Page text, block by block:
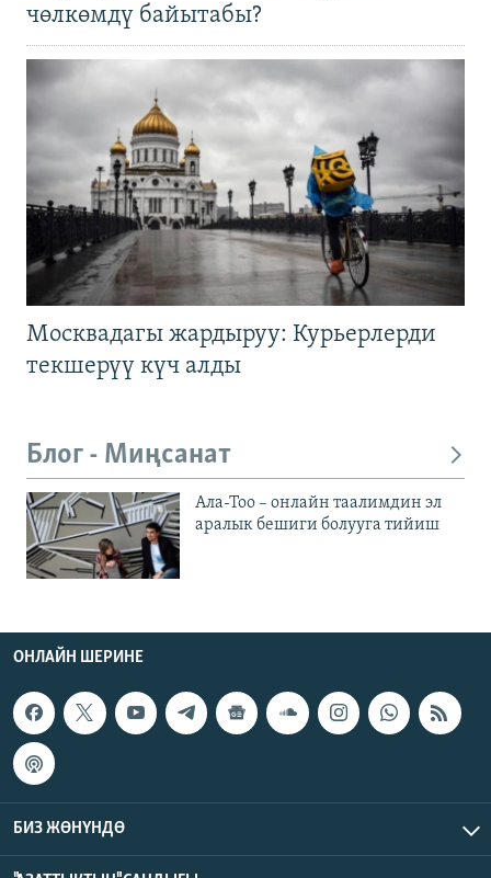
чөлкөмдү байытабы?
Москвадагы жардыруу: Курьерлерди
текшерүү күч алды
Блог - Миңсанат
Ала-Тоо – онлайн таалимдин эл
аралык бешиги болууга тийиш
ОНЛАЙН ШЕРИНЕ
БИЗ ЖӨНҮНДӨ